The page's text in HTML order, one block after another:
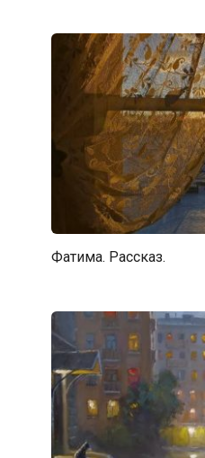
Фатима. Рассказ.